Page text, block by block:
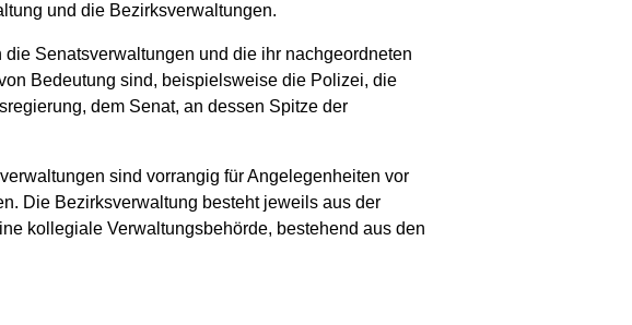
und die Bezirksverwaltungen.
Senatsverwaltungen und die ihr nachgeordneten
Bedeutung sind, beispielsweise die Polizei, die
dem Senat, an dessen Spitze der
sind vorrangig für Angelegenheiten vor
Die Bezirksverwaltung besteht jeweils aus der
kollegiale Verwaltungsbehörde, bestehend aus den